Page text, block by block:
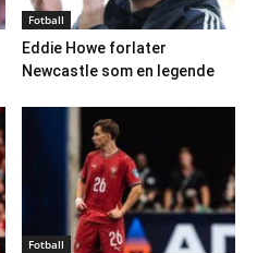
Fotball
Eddie Howe forlater
Newcastle som en legende
Fotball